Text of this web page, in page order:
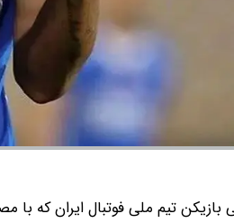
بازیکن تیم ملی فوتبال ایران که